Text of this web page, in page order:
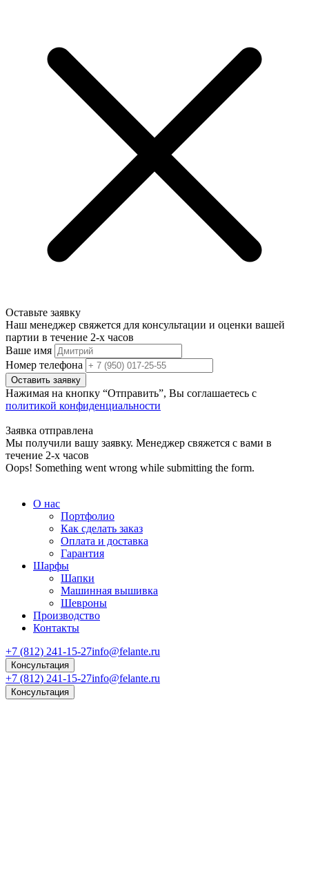
Оставьте заявку
Наш менеджер свяжется для консультации и оценки вашей
партии в течение 2-х часов
Ваше имя
Номер телефона
Нажимая на кнопку “Отправить”, Вы соглашаетесь с
политикой конфиденциальности
Заявка отправлена
Мы получили вашу заявку. Менеджер свяжется с вами в
течение 2-х часов
Oops! Something went wrong while submitting the form.
О нас
Портфолио
Как сделать заказ
Оплата и доставка
Гарантия
Шарфы
Шапки
Машинная вышивка
Шевроны
Производство
Контакты
+7 (812) 241-15-27info@felante.ru
Консультация
+7 (812) 241-15-27info@felante.ru
Консультация